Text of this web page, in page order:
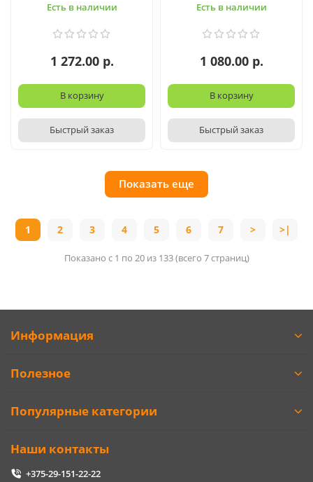
Есть в наличии
1 272.00 р.
В корзину
Быстрый заказ
Есть в наличии
1 080.00 р.
В корзину
Быстрый заказ
Показать еще
1 2 3 4 5 6 7 > >|
Показано с 1 по 20 из 133 (всего 7 страниц)
Информация
Полезное
Популярные категории
Наши контакты
+375-29-151-22-22